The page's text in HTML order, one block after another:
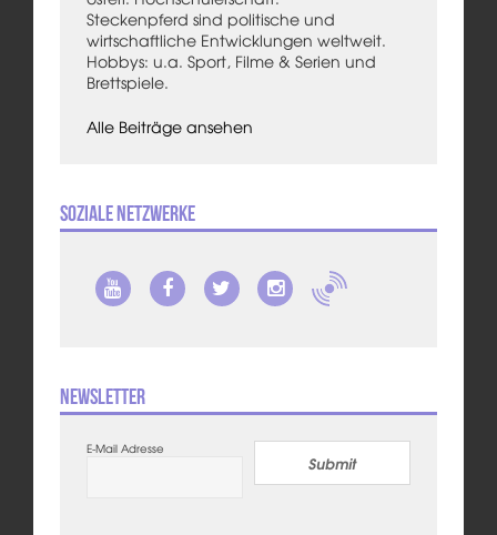
Steckenpferd sind politische und
wirtschaftliche Entwicklungen weltweit.
Hobbys: u.a. Sport, Filme & Serien und
Brettspiele.
Alle Beiträge ansehen
Soziale Netzwerke
Newsletter
E-Mail Adresse
Submit